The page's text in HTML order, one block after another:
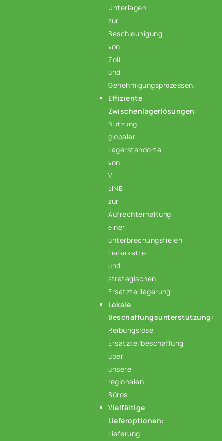
Unterlagen
zur
Beschleunigung
von
Zoll-
und
Genehmigungsprozessen.
Effiziente
Zwischenlagerlösungen:
Nutzung
globaler
Lagerstandorte
von
V-
LINE
zur
Aufrechterhaltung
einer
unterbrechungsfreien
Lieferkette
und
strategischen
Ersatzteillagerung.
Lokale
Beschaffungsunterstützung:
Reibungslose
Ersatzteilbeschaffung
über
unsere
regionalen
Büros.
Vielfältige
Lieferoptionen:
Lieferung